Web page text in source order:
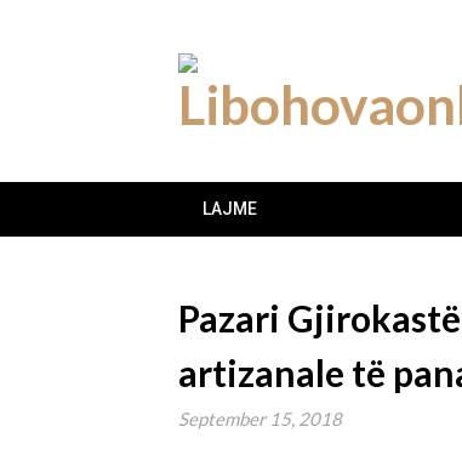
LAJME
Pazari
artizanale të
September 15, 2018